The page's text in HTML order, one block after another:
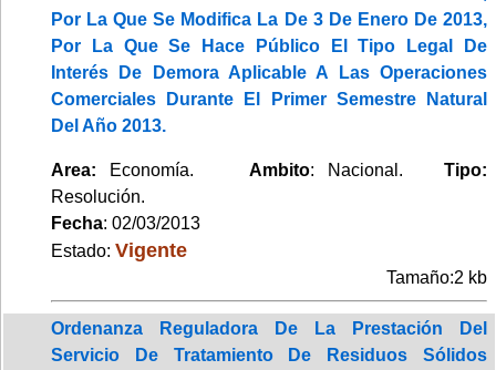
Por La Que Se Modifica La De 3 De Enero De 2013,
Por La Que Se Hace Público El Tipo Legal De
Interés De Demora Aplicable A Las Operaciones
Comerciales Durante El Primer Semestre Natural
Del Año 2013.
Area: Economía. Ambito: Nacional.Tipo:
Resolución.
Fecha: 02/03/2013
Estado: Vigente
Tamaño:2 kb
Ordenanza Reguladora De La Prestación Del
Servicio De Tratamiento De Residuos Sólidos